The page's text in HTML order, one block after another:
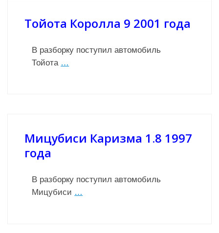
Тойота Королла 9 2001 года
В разборку поступил автомобиль
Тойота …
Мицубиси Каризма 1.8 1997
года
В разборку поступил автомобиль
Мицубиси …